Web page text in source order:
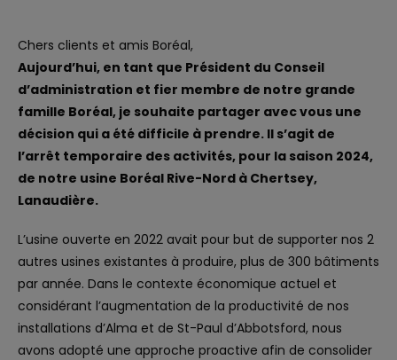
Chers clients et amis Boréal,
Aujourd’hui, en tant que Président du Conseil
d’administration et fier membre de notre grande
famille Boréal, je souhaite partager avec vous une
décision qui a été difficile à prendre. Il s’agit de
l’arrêt temporaire des activités, pour la saison 2024,
de notre usine Boréal Rive-Nord à Chertsey,
Lanaudière.
L’usine ouverte en 2022 avait pour but de supporter nos 2
autres usines existantes à produire, plus de 300 bâtiments
par année. Dans le contexte économique actuel et
considérant l’augmentation de la productivité de nos
installations d’Alma et de St-Paul d’Abbotsford, nous
avons adopté une approche proactive afin de consolider